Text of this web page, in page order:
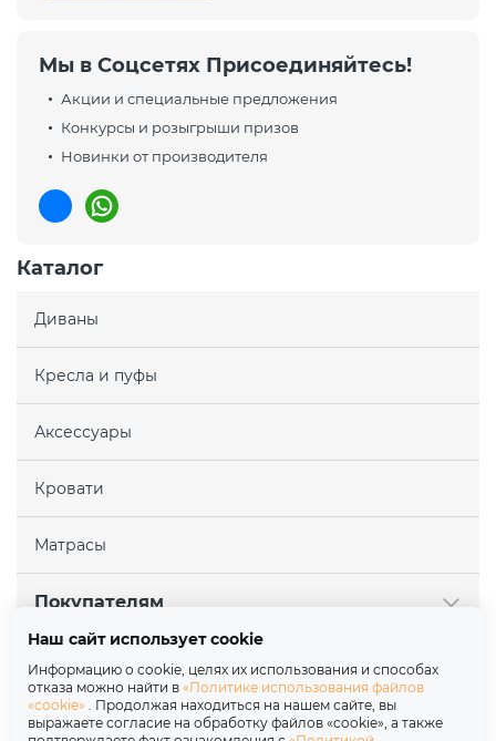
Мы в Соцсетях Присоединяйтесь!
Акции и специальные предложения
Конкурсы и розыгрыши призов
Новинки от производителя
Каталог
Диваны
Кресла и пуфы
Аксессуары
Кровати
Матрасы
Покупателям
Партнерам
О нас
Наш сайт использует cookie
Информацию о cookie, целях их использования и способах
отказа можно найти в «Политике использования файлов
«cookie» . Продолжая находиться на нашем сайте, вы
выражаете согласие на обработку файлов «cookie», а также